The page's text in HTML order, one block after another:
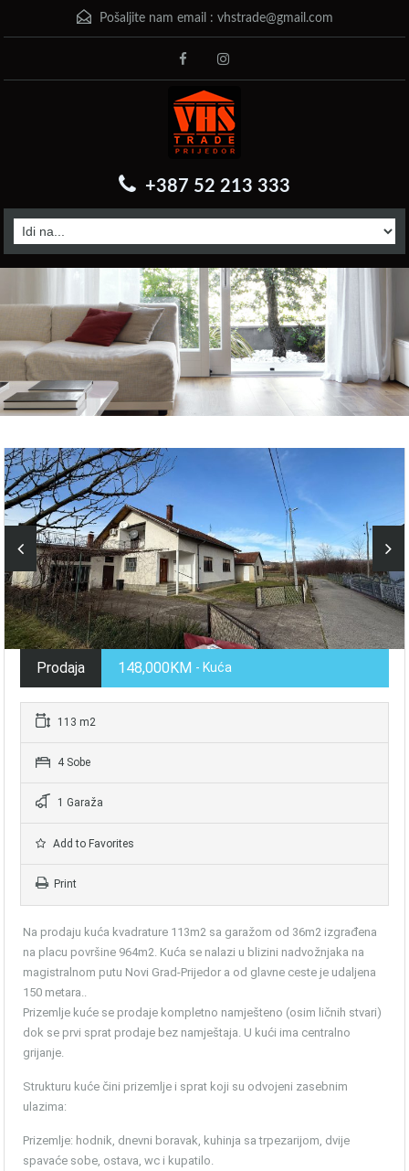
Pošaljite nam email : vhstrade@gmail.com
+387 52 213 333
Prodaja 148,000KM - Kuća
113 m2
4 Sobe
1 Garaža
Add to Favorites
Print
Na prodaju kuća kvadrature 113m2 sa garažom od 36m2 izgrađena
na placu površine 964m2. Kuća se nalazi u blizini nadvožnjaka na
magistralnom putu Novi Grad-Prijedor a od glavne ceste je udaljena
150 metara..
Prizemlje kuće se prodaje kompletno namješteno (osim ličnih stvari)
dok se prvi sprat prodaje bez namještaja. U kući ima centralno
grijanje.
Strukturu kuće čini prizemlje i sprat koji su odvojeni zasebnim
ulazima:
Prizemlje: hodnik, dnevni boravak, kuhinja sa trpezarijom, dvije
spavaće sobe, ostava, wc i kupatilo.